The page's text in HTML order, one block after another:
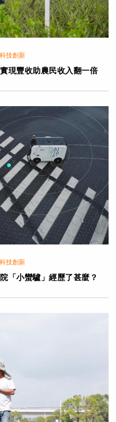
科技創新
現豐收助農民收入翻一倍
科技創新
「小蠻驢」經歷了甚麼？